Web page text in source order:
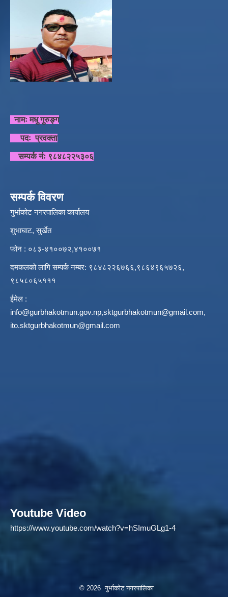
नामः मधु गुरुङ्ग
पदः प्रवक्ता
सम्पर्क नंः ९८४८२२५३०६
सम्पर्क विवरण
गुर्भाकोट नगरपालिका कार्यालय
शुभाघाट, सुर्खेत
फोन : ०८३-४१००७२,४१००७१
दमकलको लागि सम्पर्क नम्बर: ९८४८२२६७६६,९८६४९६५७२६,
९८५८०६५१११
ईमेल :
info@gurbhakotmun.gov.np,sktgurbhakotmun@gmail.com,
ito.sktgurbhakotmun@gmail.com
Youtube Video
https://www.youtube.com/watch?v=hSImuGLg1-4
© 2026 गुर्भाकोट नगरपालिका